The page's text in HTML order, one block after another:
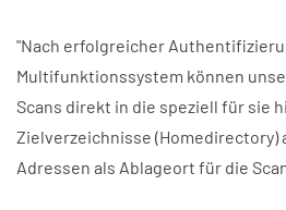
"Nach erfolgreicher
Multifunktionssystem können
Scans direkt in die speziell für sie
Zielverzeichnisse (Homedirectory)
Adressen als Ablageort für die